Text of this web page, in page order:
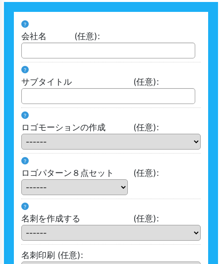
?
会社名 (任意):
?
サブタイトル (任意):
?
ロゴモーションの作成 (任意):
?
ロゴパターン８点セット (任意):
?
名刺を作成する (任意):
名刺印刷 (任意):